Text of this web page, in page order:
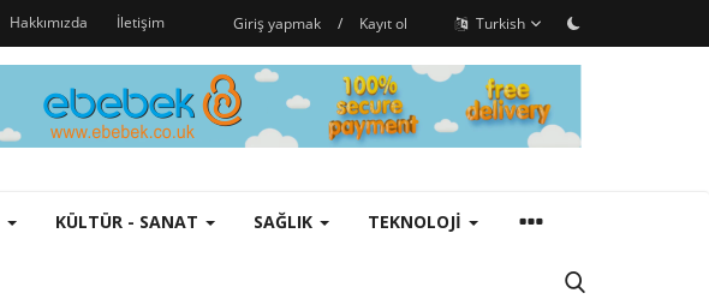
Hakkımızda İletişim Giriş yapmak / Kayıt ol Turkish
KÜLTÜR - SANAT SAĞLIK TEKNOLOJI